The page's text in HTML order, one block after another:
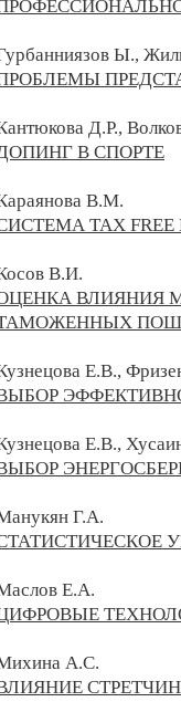
Ы.,
Д.Р.,
В СПОРТЕ
В.М.
TAX
В.И.
ВЛИЯНИЯ
Е.В.,
Е.В.,
Г.А.
Е.А.
А.С.